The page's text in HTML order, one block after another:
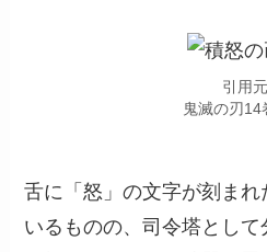
引用元
鬼滅の刃14
舌に「怒」の文字が刻ま
いるものの、司令塔として